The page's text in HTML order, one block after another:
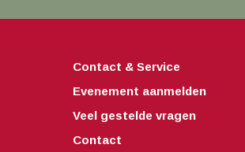
Contact & Service
Evenement aanmelden
Veel gestelde vragen
Contact